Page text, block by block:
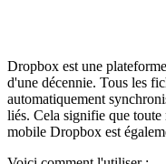
Dropbox est une
d'une décennie. Tous les
automatiquement
liés. Cela signifie que
mobile Dropbox est